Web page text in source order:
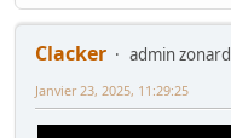
Clacker
admin zonard
Janvier 23, 2025, 11:29:25